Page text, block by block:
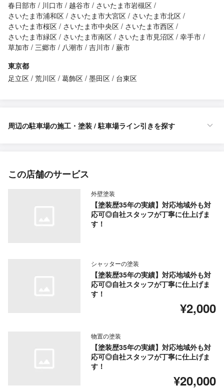
春日部市
川口市 越谷市
さいたま市岩槻区
さいたま市浦和区
さいたま市大宮区
さいたま市北区
さいたま市桜区
さいたま市中央区
さいたま市西区
さいたま市緑区
さいたま市南区 さいたま市見沼区 幸手市
草加市 三郷市 八潮市 吉川市 蕨市
東京都
足立区 荒川区 葛飾区 墨田区 台東区
周辺の駐車場の施工・塗装 / 駐車場ライン引きを探す
この店舗のサービス
外壁塗装
【塗装歴35年の実績】対応地域外も対
応可◎自社スタッフが丁寧に仕上げま
す！
シャッターの塗装
【塗装歴35年の実績】対応地域外も対
応可◎自社スタッフが丁寧に仕上げま
す！
¥2,000
物置の塗装
【塗装歴35年の実績】対応地域外も対
応可◎自社スタッフが丁寧に仕上げま
す！
¥20,000